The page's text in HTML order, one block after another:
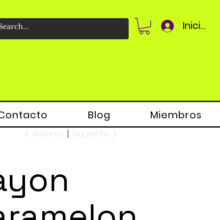
Iniciar
Blog Miembros
Anterior Siguiente